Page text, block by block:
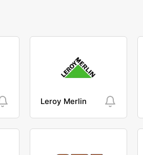
Leroy Merlin